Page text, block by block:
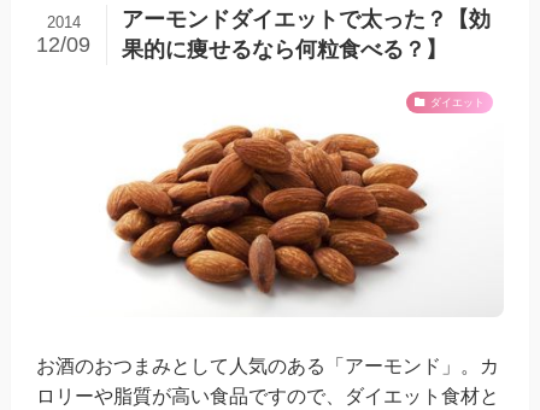
アーモンドダイエットで太った？【効
果的に痩せるなら何粒食べる？】
2014
12/09
ダイエット
お酒のおつまみとして人気のある「アーモンド」。カ
ロリーや脂質が高い食品ですので、ダイエット食材と